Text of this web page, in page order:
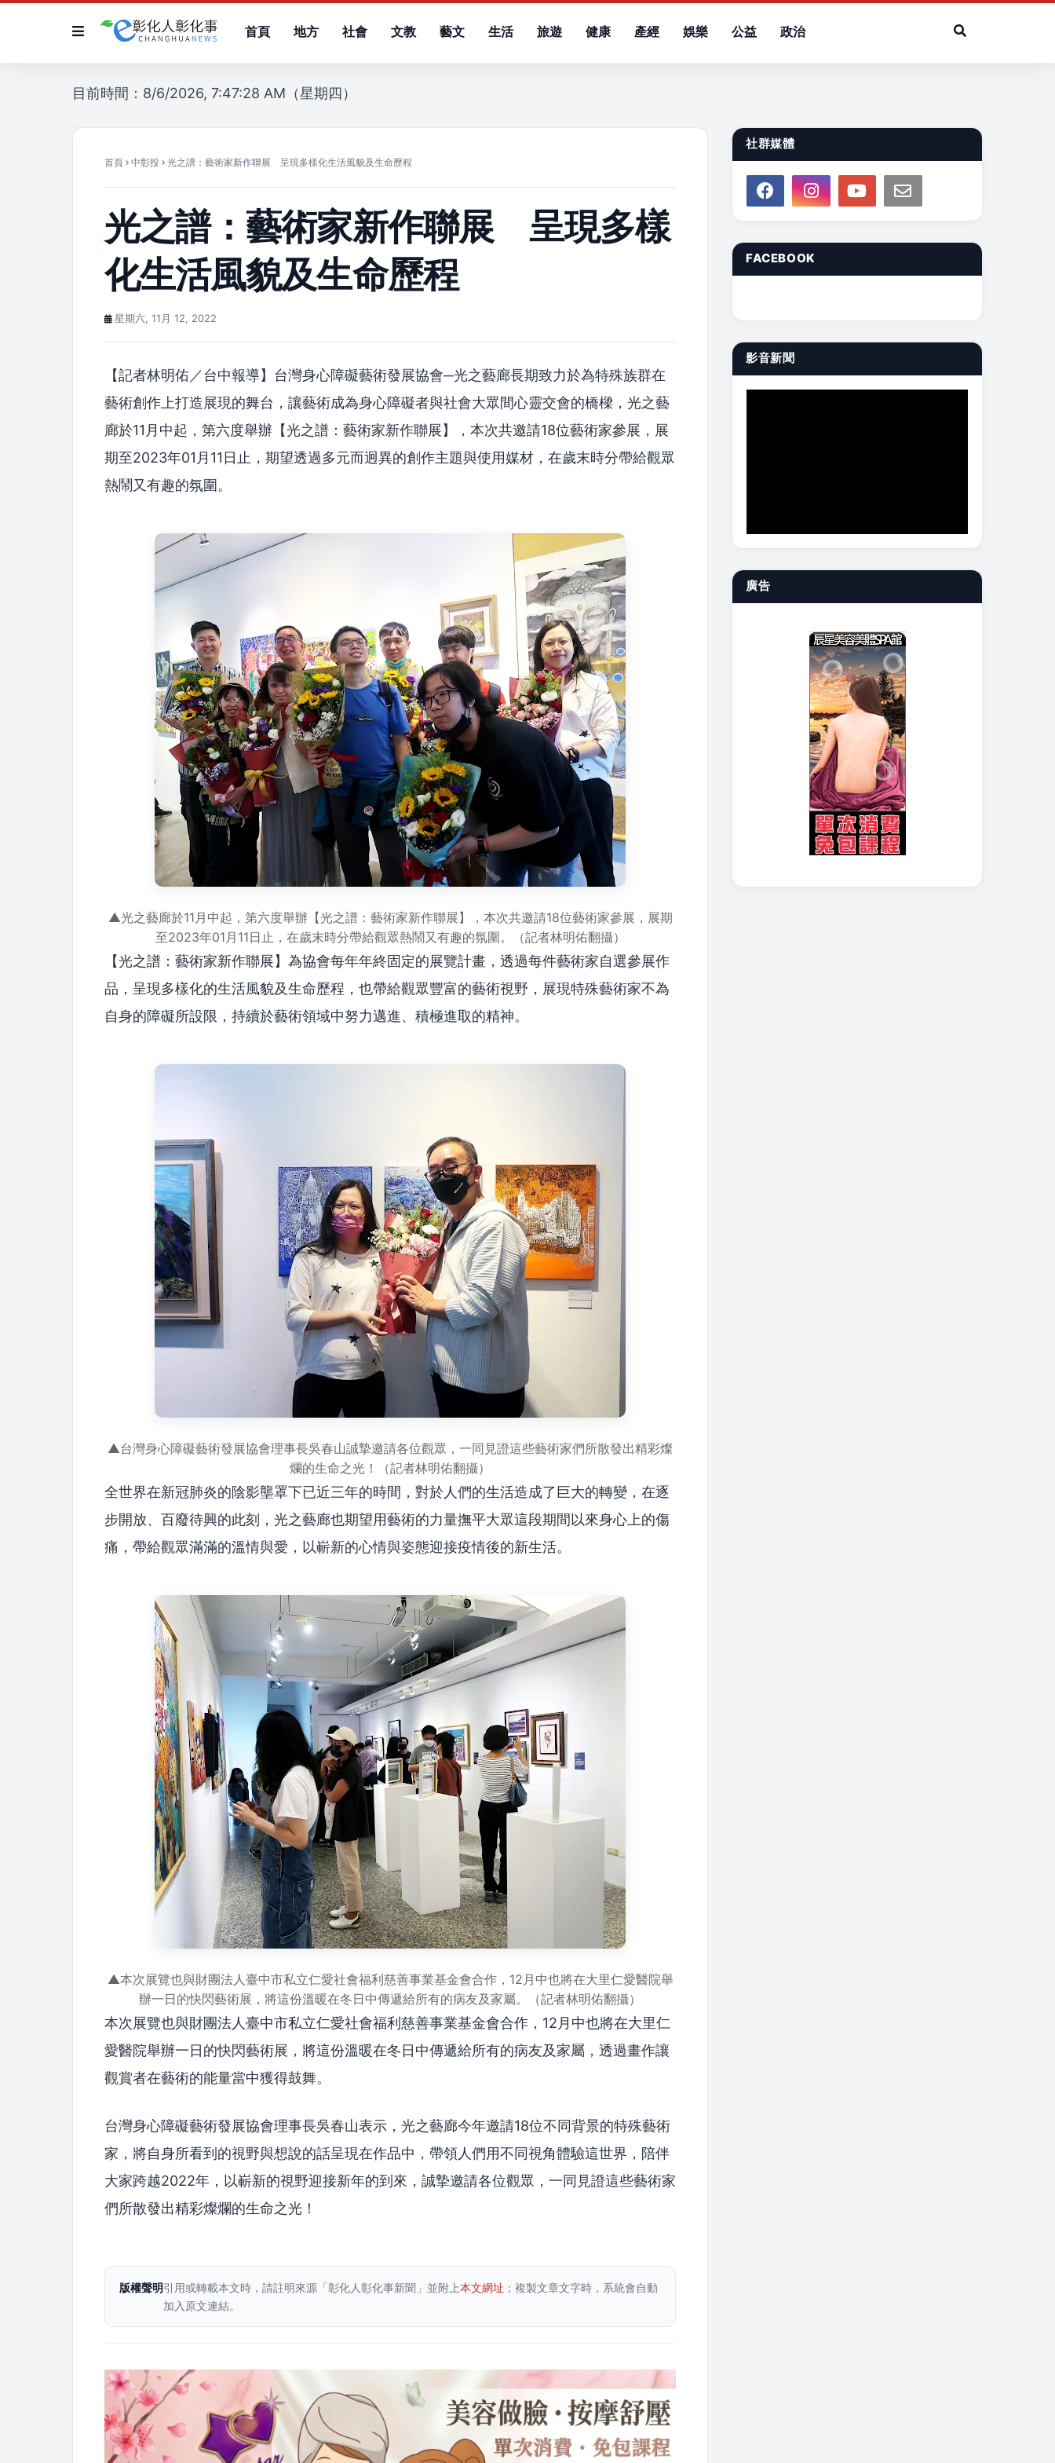
首頁 地方 社會 文教 藝文 生活 旅遊 健康 產經 娛樂 公益 政治
目前時間：8/6/2026, 7:47:28 AM（星期四）
首頁 中彰投 光之譜：藝術家新作聯展 呈現多樣化生活風貌及生命歷程
光之譜：藝術家新作聯展 呈現多樣
化生活風貌及生命歷程
星期六, 11月 12, 2022
【記者林明佑／台中報導】台灣身心障礙藝術發展協會─光之藝廊長期致力於為特殊族群在
藝術創作上打造展現的舞台，讓藝術成為身心障礙者與社會大眾間心靈交會的橋樑，光之藝
廊於11月中起，第六度舉辦【光之譜：藝術家新作聯展】，本次共邀請18位藝術家參展，展
期至2023年01月11日止，期望透過多元而迥異的創作主題與使用媒材，在歲末時分帶給觀眾
熱鬧又有趣的氛圍。
▲光之藝廊於11月中起，第六度舉辦【光之譜：藝術家新作聯展】，本次共邀請18位藝術家參展，展期
至2023年01月11日止，在歲末時分帶給觀眾熱鬧又有趣的氛圍。（記者林明佑翻攝）
【光之譜：藝術家新作聯展】為協會每年年終固定的展覽計畫，透過每件藝術家自選參展作
品，呈現多樣化的生活風貌及生命歷程，也帶給觀眾豐富的藝術視野，展現特殊藝術家不為
自身的障礙所設限，持續於藝術領域中努力邁進、積極進取的精神。
▲台灣身心障礙藝術發展協會理事長吳春山誠摯邀請各位觀眾，一同見證這些藝術家們所散發出精彩燦
爛的生命之光！（記者林明佑翻攝）
全世界在新冠肺炎的陰影壟罩下已近三年的時間，對於人們的生活造成了巨大的轉變，在逐
步開放、百廢待興的此刻，光之藝廊也期望用藝術的力量撫平大眾這段期間以來身心上的傷
痛，帶給觀眾滿滿的溫情與愛，以嶄新的心情與姿態迎接疫情後的新生活。
▲本次展覽也與財團法人臺中市私立仁愛社會福利慈善事業基金會合作，12月中也將在大里仁愛醫院舉
辦一日的快閃藝術展，將這份溫暖在冬日中傳遞給所有的病友及家屬。（記者林明佑翻攝）
本次展覽也與財團法人臺中市私立仁愛社會福利慈善事業基金會合作，12月中也將在大里仁
愛醫院舉辦一日的快閃藝術展，將這份溫暖在冬日中傳遞給所有的病友及家屬，透過畫作讓
觀賞者在藝術的能量當中獲得鼓舞。
台灣身心障礙藝術發展協會理事長吳春山表示，光之藝廊今年邀請18位不同背景的特殊藝術
家，將自身所看到的視野與想說的話呈現在作品中，帶領人們用不同視角體驗這世界，陪伴
大家跨越2022年，以嶄新的視野迎接新年的到來，誠摯邀請各位觀眾，一同見證這些藝術家
們所散發出精彩燦爛的生命之光！
版權聲明引用或轉載本文時，請註明來源「彰化人彰化事新聞」並附上本文網址 ；複製文章文字時，系統會自動
加入原文連結。
社群媒體
FACEBOOK
影音新聞
廣告